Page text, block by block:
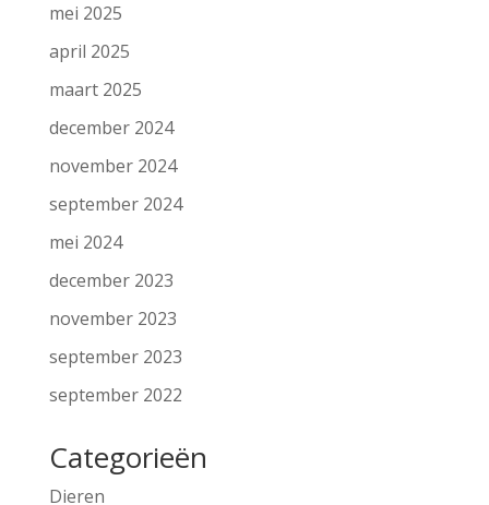
mei 2025
april 2025
maart 2025
december 2024
november 2024
september 2024
mei 2024
december 2023
november 2023
september 2023
september 2022
Categorieën
Dieren